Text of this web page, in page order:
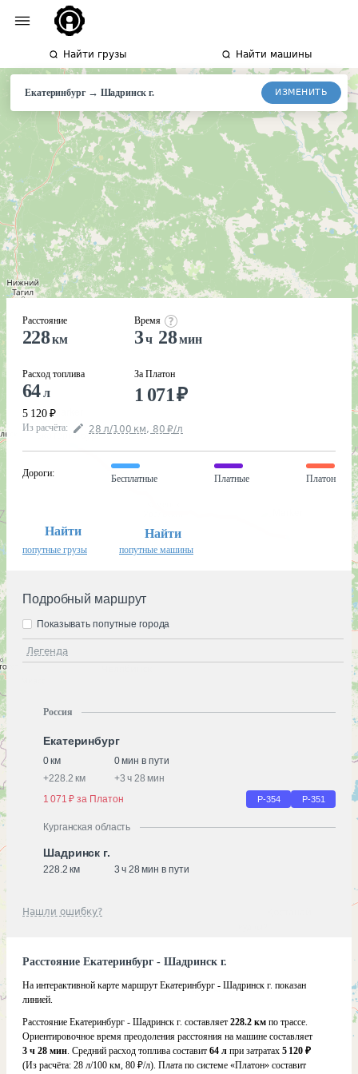
Найти грузы Найти машины
Екатеринбург→ Шадринск г. ИЗМЕНИТЬ
Расстояние
228км
Расход топлива
64л
5 120 ₽
Время
3ч 28мин
За Платон
1 071₽
Из расчёта: 28 л/100 км, 80 ₽/л
Дороги:
Бесплатные Платные Платон
Найти
попутные грузы
Найти
попутные машины
Подробный маршрут
Легенда
Показывать попутные города
Россия
Екатеринбург
0 км
0 мин в пути
+228.2 км +3 ч 28 мин
1 071 ₽ за Платон
Р-354 Р-351
Курганская область
Шадринск г.
228.2 км 3 ч 28 мин в пути
Нашли ошибку?
Расстояние Екатеринбург - Шадринск г.
На интерактивной карте маршрут Екатеринбург - Шадринск г. показан
линией.
Расстояние Екатеринбург - Шадринск г. составляет 228.2 км по трассе.
Ориентировочное время преодоления расстояния на машине составляет
3 ч 28 мин. Средний расход топлива составит 64 л при затратах 5 120 ₽
(Из расчёта: 28 л/100 км, 80 ₽/л). Плата по системе «Платон» составит